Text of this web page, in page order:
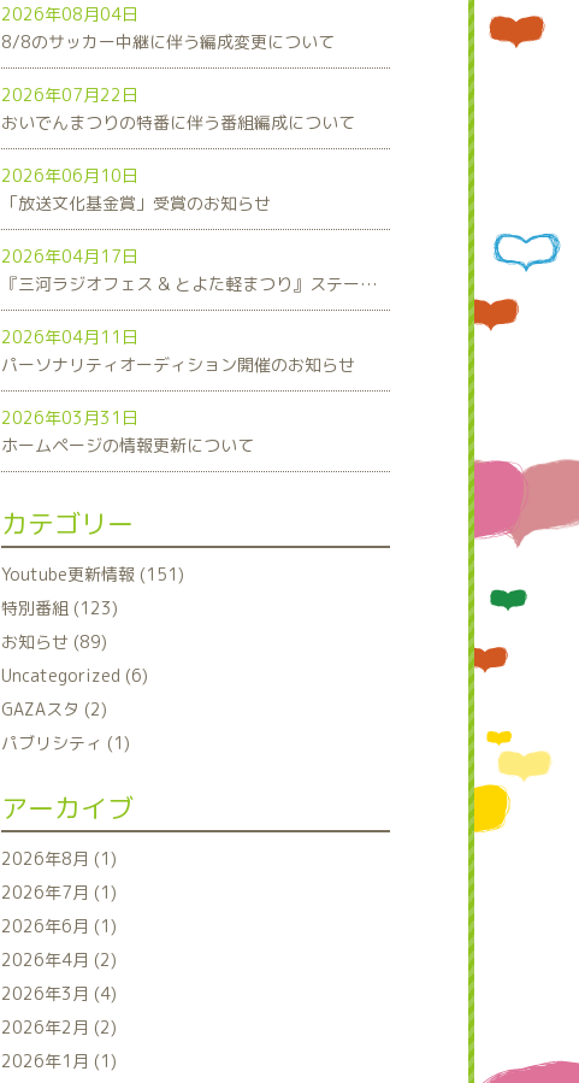
2026年08月04日
8/8のサッカー中継に伴う編成変更について
2026年07月22日
おいでんまつりの特番に伴う番組編成について
2026年06月10日
「放送文化基金賞」受賞のお知らせ
2026年04月17日
『三河ラジオフェス & とよた軽まつり』ステージスケジュール発表！
2026年04月11日
パーソナリティオーディション開催のお知らせ
2026年03月31日
ホームページの情報更新について
カテゴリー
Youtube更新情報 (151)
特別番組 (123)
お知らせ (89)
Uncategorized (6)
GAZAスタ (2)
パブリシティ (1)
アーカイブ
2026年8月 (1)
2026年7月 (1)
2026年6月 (1)
2026年4月 (2)
2026年3月 (4)
2026年2月 (2)
2026年1月 (1)